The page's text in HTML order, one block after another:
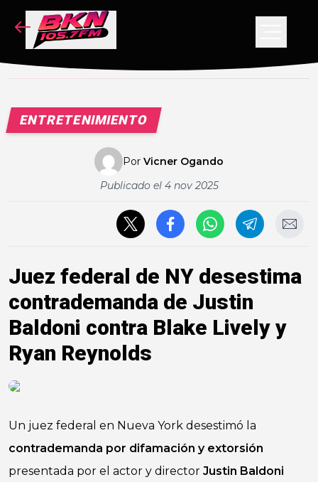
VIDEOS
ENTRETENIMIENTO
Por Vicner Ogando
Publicado el 4 nov 2025
Juez federal de NY desestima
contrademanda de Justin
Baldoni contra Blake Lively y
Ryan Reynolds
Un juez federal en Nueva York desestimó la
contrademanda por difamación y extorsión
presentada por el actor y director Justin Baldoni